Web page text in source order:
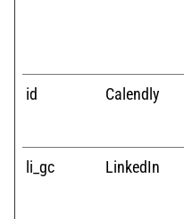
id Calendly
li_gc LinkedIn